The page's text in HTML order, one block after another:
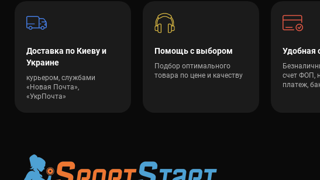
Купить
Наш интернет-магазин
включая легендарные
гарантией качества.
подойдет под ваши цели,
Украины.
Перестаньте идти на
Доставка по Киеву и
Украине
курьером, службами
«Новая Почта»,
«УкрПочта»
Помощь с выбором
Подбор оптимального
товара по цене и качеству
Удобная
счет ФОП,
платеж,